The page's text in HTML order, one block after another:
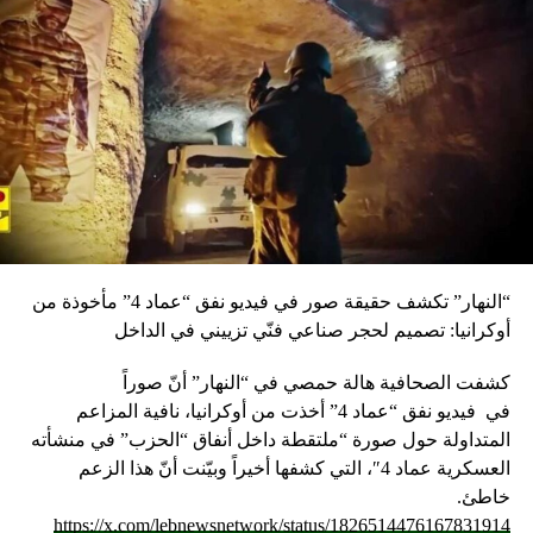
“النهار” تكشف حقيقة صور في فيديو نفق “عماد 4” مأخوذة من
أوكرانيا: تصميم لحجر صناعي فنّي تزييني في الداخل
كشفت الصحافية هالة حمصي في “النهار” أنّ صوراً
في فيديو
نفق “عماد 4” أخذت من أوكرانيا، نافية المزاعم
المتداولة حول صورة “ملتقطة داخل أنفاق “الحزب” في منشأته
العسكرية عماد 4″، التي كشفها أخيراً وبيّنت أنّ هذا الزعم
خاطئ.
https://x.com/lebnewsnetwork/status/1826514476167831914